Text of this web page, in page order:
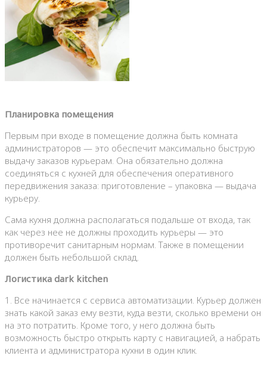
Планировка помещения
Первым при входе в помещение должна быть комната
администраторов — это обеспечит максимально быструю
выдачу заказов курьерам. Она обязательно должна
соединяться с кухней для обеспечения оперативного
передвижения заказа: приготовление – упаковка — выдача
курьеру.
Сама кухня должна располагаться подальше от входа, так
как через нее не должны проходить курьеры — это
противоречит санитарным нормам. Также в помещении
должен быть небольшой склад.
Логистика dark kitchen
1. Все начинается с сервиса автоматизации. Курьер должен
знать какой заказ ему везти, куда везти, сколько времени он
на это потратить. Кроме того, у него должна быть
возможность быстро открыть карту с навигацией, а набрать
клиента и администратора кухни в один клик.